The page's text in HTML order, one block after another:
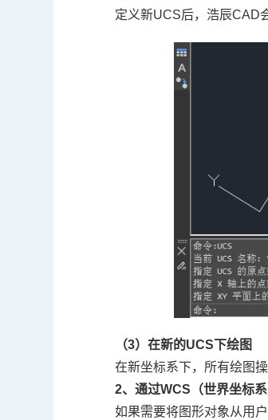
定义新UCS后，浩辰CAD
（3）在新的UCS下绘图
在新坐标系下，所有绘图
2、通过WCS（世界坐标
如果需要将图形对象从用